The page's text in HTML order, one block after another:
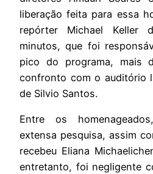
liberação feita para essa
repórter Michael Keller
minutos, que foi
pico do programa, mais
confronto com o auditório
de Silvio Santos.
Entre os
extensa pesquisa, assim
recebeu Eliana
entretanto, foi negligente